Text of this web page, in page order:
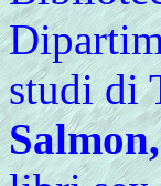
studi di